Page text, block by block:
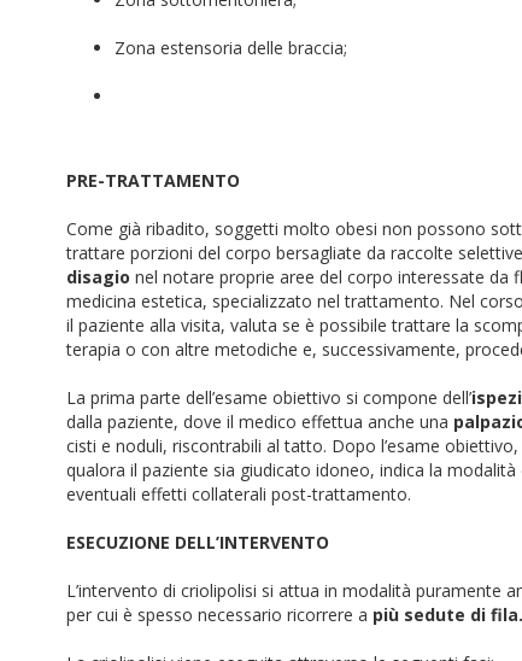
Zona estensoria delle braccia;
PRE-TRATTAMENTO
Come già ribadito, soggetti molto obesi non possono
trattare porzioni del corpo bersagliate da raccolte
disagio nel notare proprie aree del corpo interessate da
medicina estetica, specializzato nel trattamento. Nel
il paziente alla visita, valuta se è possibile trattare la
terapia o con altre metodiche e, successivamente,
La prima parte dell’esame obiettivo si compone dell’
dalla paziente, dove il medico effettua anche una
cisti e noduli, riscontrabili al tatto. Dopo l’esame
qualora il paziente sia giudicato idoneo, indica la modalità
eventuali effetti collaterali post-trattamento.
ESECUZIONE DELL’INTERVENTO
L’intervento di criolipolisi si attua in modalità puramente
per cui è spesso necessario ricorrere a più sedute di fila.